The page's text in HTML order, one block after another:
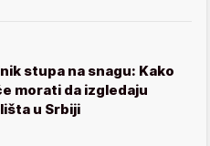
stupa na snagu: Kako
morati da izgledaju
u Srbiji